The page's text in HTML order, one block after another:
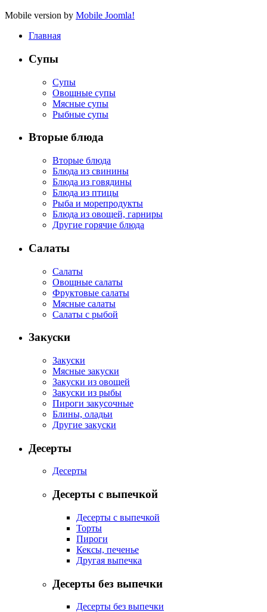
Mobile version by Mobile Joomla!
Главная
Супы
Супы
Овощные супы
Мясные супы
Рыбные супы
Вторые блюда
Вторые блюда
Блюда из свинины
Блюда из говядины
Блюда из птицы
Рыба и морепродукты
Блюда из овощей, гарниры
Другие горячие блюда
Салаты
Салаты
Овощные салаты
Фруктовые салаты
Мясные салаты
Салаты с рыбой
Закуски
Закуски
Мясные закуски
Закуски из овощей
Закуски из рыбы
Пироги закусочные
Блины, оладьи
Другие закуски
Десерты
Десерты
Десерты с выпечкой
Десерты с выпечкой
Торты
Пироги
Кексы, печенье
Другая выпечка
Десерты без выпечки
Десерты без выпечки